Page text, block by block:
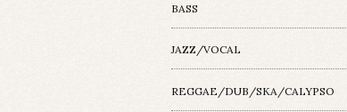
BASS
JAZZ/VOCAL
REGGAE/DUB/SKA/CALYPSO